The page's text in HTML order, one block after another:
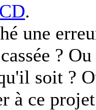
.
une
?
soit ?
à ce